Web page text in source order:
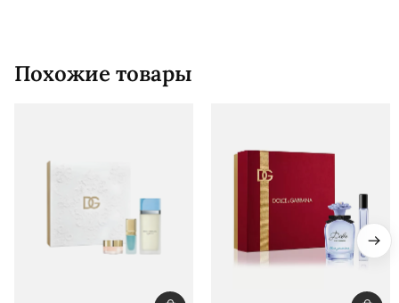
Похожие товары